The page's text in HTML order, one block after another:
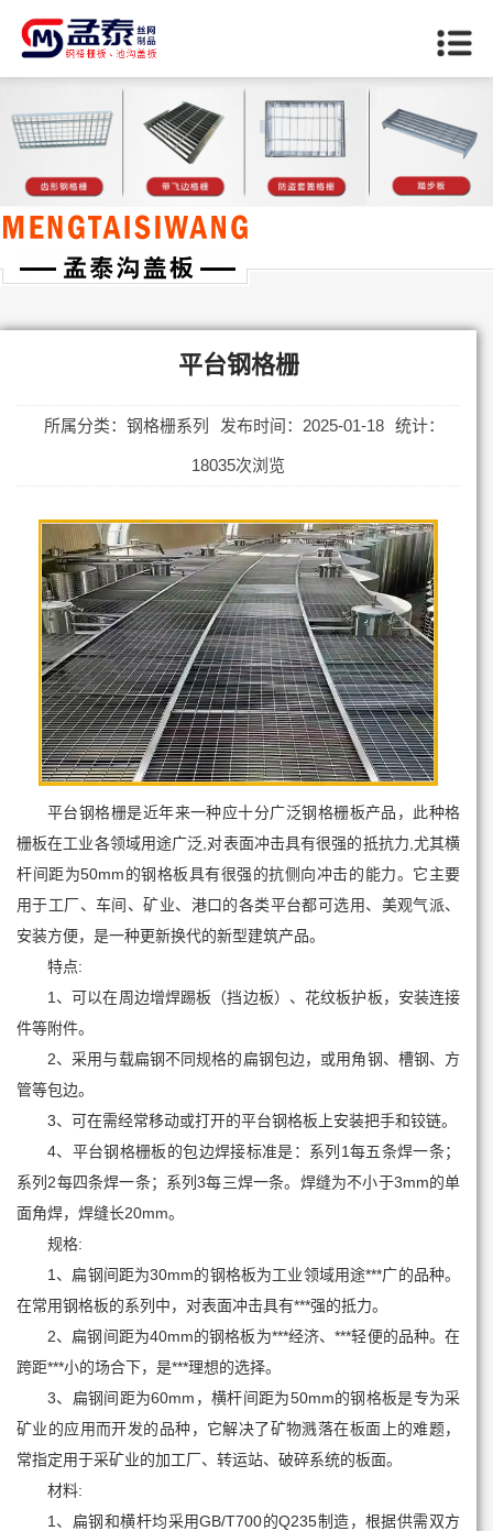
当前位置：首页>>钢格栅系列
平台钢格栅
所属分类：钢格栅系列 发布时间：2025-01-18 统计：
18035次浏览
平台钢格栅是近年来一种应十分广泛钢格栅板产品，此种格
栅板在工业各领域用途广泛,对表面冲击具有很强的抵抗力,尤其横
杆间距为50mm的钢格板具有很强的抗侧向冲击的能力。它主要
用于工厂、车间、矿业、港口的各类平台都可选用、美观气派、
安装方便，是一种更新换代的新型建筑产品。
特点:
1、可以在周边增焊踢板（挡边板）、花纹板护板，安装连接
件等附件。
2、采用与载扁钢不同规格的扁钢包边，或用角钢、槽钢、方
管等包边。
3、可在需经常移动或打开的平台钢格板上安装把手和铰链。
4、平台钢格栅板的包边焊接标准是：系列1每五条焊一条；
系列2每四条焊一条；系列3每三焊一条。焊缝为不小于3mm的单
面角焊，焊缝长20mm。
规格:
1、扁钢间距为30mm的钢格板为工业领域用途***广的品种。
在常用钢格板的系列中，对表面冲击具有***强的抵力。
2、扁钢间距为40mm的钢格板为***经济、***轻便的品种。在
跨距***小的场合下，是***理想的选择。
3、扁钢间距为60mm，横杆间距为50mm的钢格板是专为采
矿业的应用而开发的品种，它解决了矿物溅落在板面上的难题，
常指定用于采矿业的加工厂、转运站、破碎系统的板面。
材料:
1、扁钢和横杆均采用GB/T700的Q235制造，根据供需双方